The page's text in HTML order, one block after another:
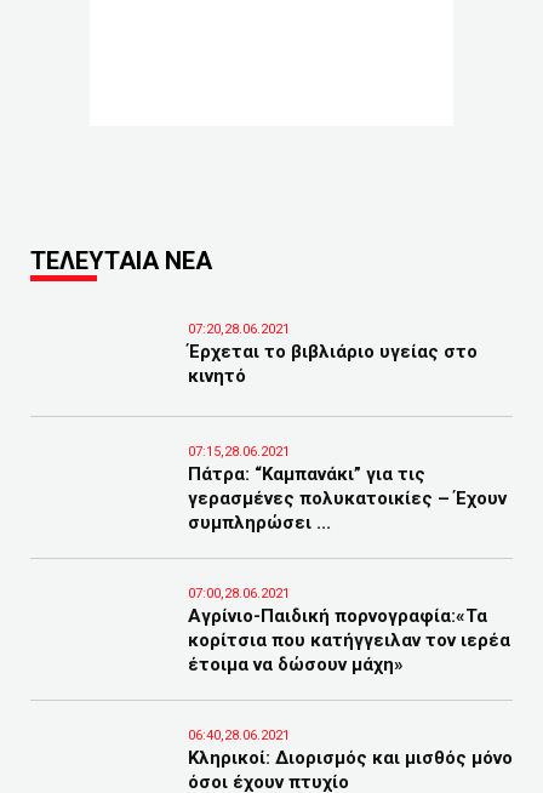
ΤΕΛΕΥΤΑΙΑ ΝΕΑ
07:20,28.06.2021
Έρχεται το βιβλιάριο υγείας στο
κινητό
07:15,28.06.2021
Πάτρα: “Καμπανάκι” για τις
γερασμένες πολυκατοικίες – Έχουν
συμπληρώσει ...
07:00,28.06.2021
Αγρίνιο-Παιδική πορνογραφία:«Τα
κορίτσια που κατήγγειλαν τον ιερέα
έτοιμα να δώσουν μάχη»
06:40,28.06.2021
Κληρικοί: Διορισμός και μισθός μόνο
όσοι έχουν πτυχίο